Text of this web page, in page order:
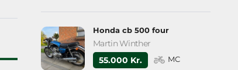
Honda cb 500 four
Martin Winther
55.000 Kr.
MC